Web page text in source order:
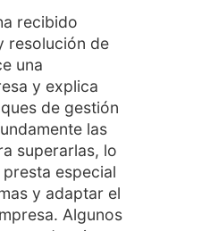
recibido
resolución de
una
y explica
de gestión
las
superarlas, lo
especial
y adaptar el
Algunos